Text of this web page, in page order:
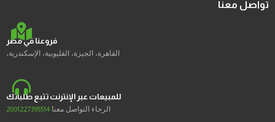
تواصل معنا
فروعنا في مصر
القاهرة، الجيزة، القليوبية، الإسكندرية،
للمبيعات عبر الإنترنت تتبع طلباتك
الرجاء التواصل معنا 2001227395514